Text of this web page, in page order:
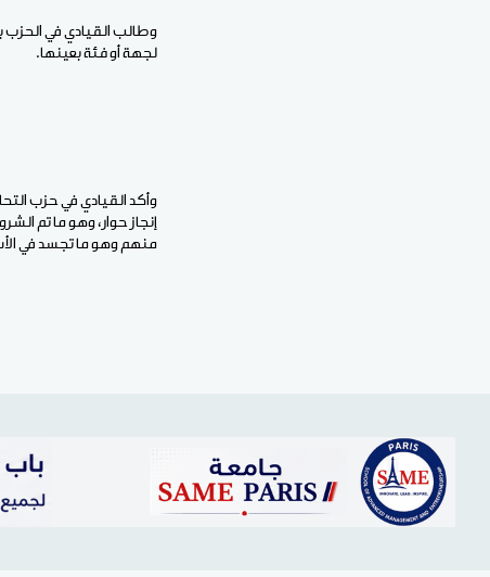
وطالب القيادي في
لجهة أو فئة بعينها.
وأكد القيادي في حزب
إنجاز حوار، وهو ما تم
منهم وهو ما تجسد في